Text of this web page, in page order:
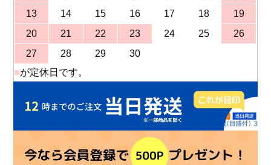
13
14 15 16 17 18
19
20
21 22 23 24 25
26
27
28 29
30
■が定休日です。